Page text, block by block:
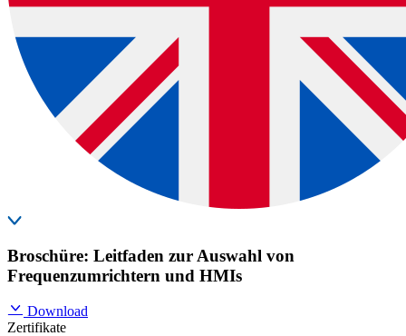
Broschüre: Leitfaden zur Auswahl von
Frequenzumrichtern und HMIs
Download
Zertifikate